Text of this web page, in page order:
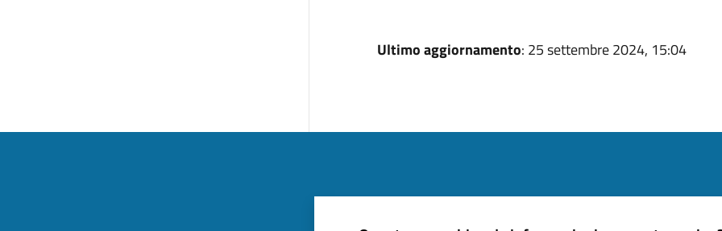
Ultimo aggiornamento: 25 settembre 2024, 15:04